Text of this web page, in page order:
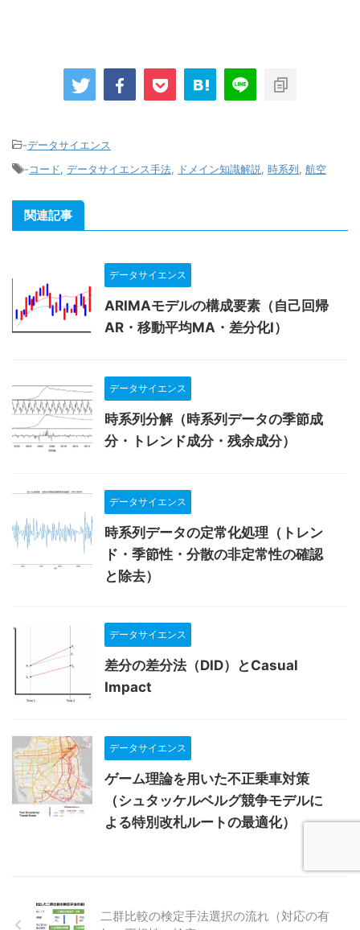
-データサイエンス
-コード データサイエンス手法 ドメイン知識解説 時系列 航空
関連記事
データサイエンス
ARIMAモデルの構成要素（自己回帰
AR・移動平均MA・差分化I）
データサイエンス
時系列分解（時系列データの季節成
分・トレンド成分・残余成分）
データサイエンス
時系列データの定常化処理（トレン
ド・季節性・分散の非定常性の確認
と除去）
データサイエンス
差分の差分法（DID）とCasual
Impact
データサイエンス
ゲーム理論を用いた不正乗車対策
（シュタッケルベルグ競争モデルに
よる特別改札ルートの最適化）
二群比較の検定手法選択の流れ（対応の有